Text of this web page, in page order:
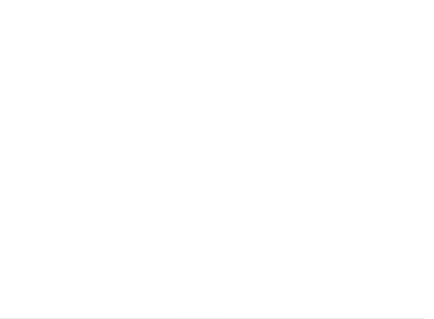
astfel incat produsele finite sa aiba tinuta perfecta, sa isi pastreze culoarea si
data, cum trebuie sa ingrijesti produsul tau
metal
este conform asteptarilor
specializate pe confectii textile
potrivesc perfect in viata de zi cu zi din Romania
termen afisat.
comenzilor.
contul tau)